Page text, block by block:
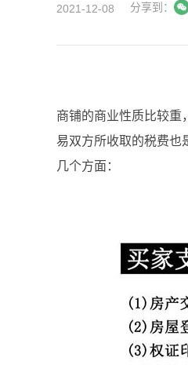
2021-12-08 分享到：
商铺的商业性质比较重
易双方所收取的税费也
几个方面：